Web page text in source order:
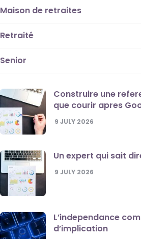
Maison de retraites
Retraité
Senior
Construire une
que courir apres
9 JULY 2026
Un expert qui sait
9 JULY 2026
L’independance
d’implication